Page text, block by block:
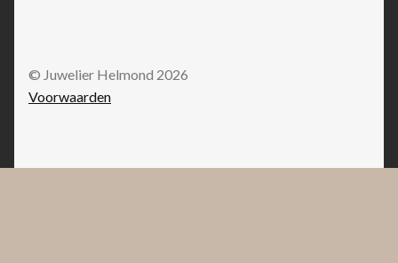
© Juwelier Helmond 2026
Voorwaarden